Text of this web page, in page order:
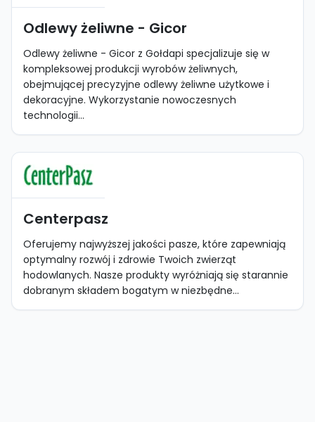
Odlewy żeliwne - Gicor
Odlewy żeliwne - Gicor z Gołdapi specjalizuje się w
kompleksowej produkcji wyrobów żeliwnych,
obejmującej precyzyjne odlewy żeliwne użytkowe i
dekoracyjne. Wykorzystanie nowoczesnych
technologii...
Centerpasz
Oferujemy najwyższej jakości pasze, które zapewniają
optymalny rozwój i zdrowie Twoich zwierząt
hodowlanych. Nasze produkty wyróżniają się starannie
dobranym składem bogatym w niezbędne...